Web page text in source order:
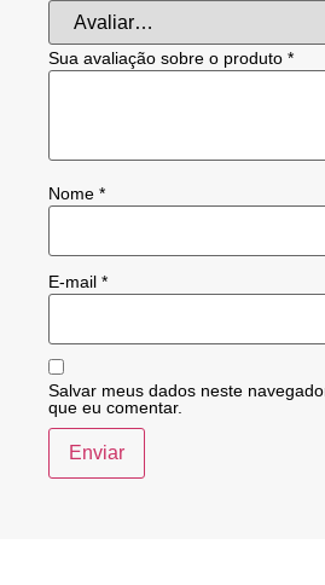
Sua avaliação sobre o produto *
Nome *
E-mail *
Salvar meus dados neste
que eu comentar.